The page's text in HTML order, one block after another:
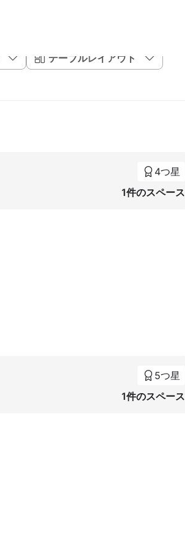
テーブルレイアウト
4つ星
1件のスペース
5つ星
1件のスペース